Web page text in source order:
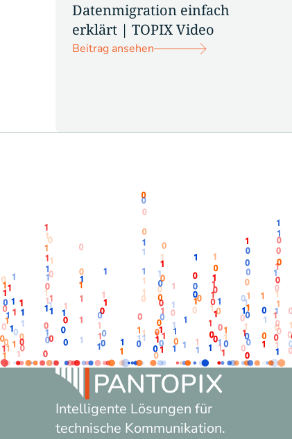
Datenmigration einfach
erklärt | TOPIX Video
Beitrag ansehen
Intelligente Lösungen für
technische Kommunikation.